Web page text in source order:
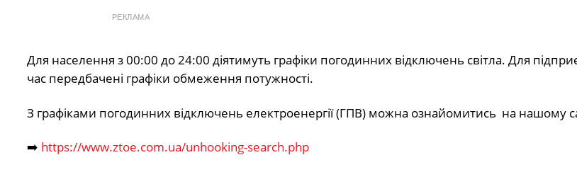
РЕКЛАМА
Для населення з 00:00 до 24:00 діятимуть графіки погодинних відключень світла. Для
час передбачені графіки обмеження потужності.
З графіками погодинних відключень електроенергії (ГПВ) можна ознайомитись на нашому
➡️ https://www.ztoe.com.ua/unhooking-search.php